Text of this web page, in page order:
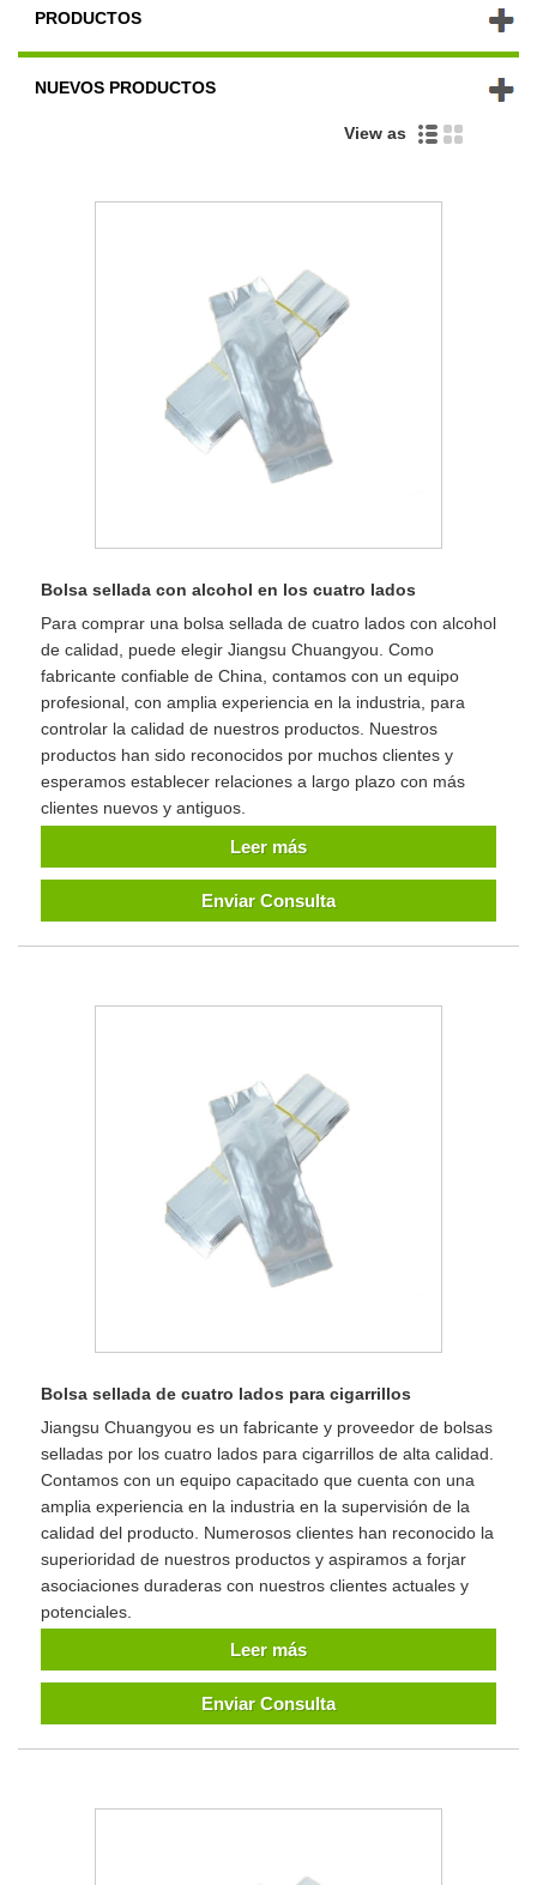
PRODUCTOS
NUEVOS PRODUCTOS
View as
Bolsa sellada con alcohol en los cuatro lados
Para comprar una bolsa sellada de cuatro lados con alcohol
de calidad, puede elegir Jiangsu Chuangyou. Como
fabricante confiable de China, contamos con un equipo
profesional, con amplia experiencia en la industria, para
controlar la calidad de nuestros productos. Nuestros
productos han sido reconocidos por muchos clientes y
esperamos establecer relaciones a largo plazo con más
clientes nuevos y antiguos.
Leer más
Enviar Consulta
Bolsa sellada de cuatro lados para cigarrillos
Jiangsu Chuangyou es un fabricante y proveedor de bolsas
selladas por los cuatro lados para cigarrillos de alta calidad.
Contamos con un equipo capacitado que cuenta con una
amplia experiencia en la industria en la supervisión de la
calidad del producto. Numerosos clientes han reconocido la
superioridad de nuestros productos y aspiramos a forjar
asociaciones duraderas con nuestros clientes actuales y
potenciales.
Leer más
Enviar Consulta